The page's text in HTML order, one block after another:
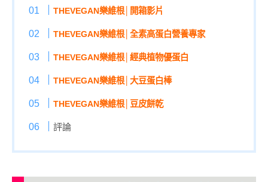
THEVEGAN樂維根│開箱影片
THEVEGAN樂維根│全素高蛋白營養專家
THEVEGAN樂維根│經典植物優蛋白
THEVEGAN樂維根│大豆蛋白棒
THEVEGAN樂維根│豆皮餅乾
評論